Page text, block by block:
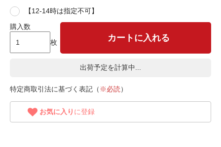
【12-14時は指定不可】
購入数
枚
カートに入れる
出荷予定を計算中...
特定商取引法に基づく表記（ ※必読）
お気に入り に登録